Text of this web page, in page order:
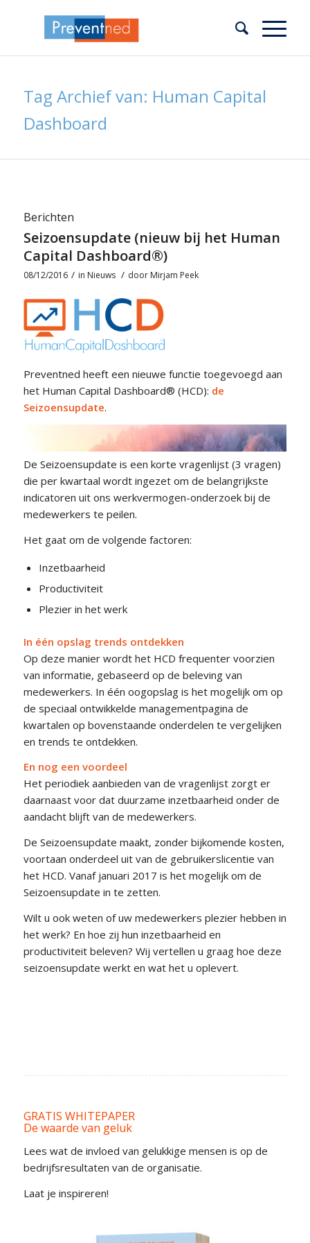
Tag Archief van: Human Capital
Dashboard
Berichten
Seizoensupdate (nieuw bij het Human
Capital Dashboard®)
08/12/2016 / in Nieuws / door Mirjam Peek
Preventned heeft een nieuwe functie toegevoegd aan
het Human Capital Dashboard® (HCD): de
Seizoensupdate.
De Seizoensupdate is een korte vragenlijst (3 vragen)
die per kwartaal wordt ingezet om de belangrijkste
indicatoren uit ons werkvermogen-onderzoek bij de
medewerkers te peilen.
Het gaat om de volgende factoren:
Inzetbaarheid
Productiviteit
Plezier in het werk
In één opslag trends ontdekken
Op deze manier wordt het HCD frequenter voorzien
van informatie, gebaseerd op de beleving van
medewerkers. In één oogopslag is het mogelijk om op
de speciaal ontwikkelde managementpagina de
kwartalen op bovenstaande onderdelen te vergelijken
en trends te ontdekken.
En nog een voordeel
Het periodiek aanbieden van de vragenlijst zorgt er
daarnaast voor dat duurzame inzetbaarheid onder de
aandacht blijft van de medewerkers.
De Seizoensupdate maakt, zonder bijkomende kosten,
voortaan onderdeel uit van de gebruikerslicentie van
het HCD. Vanaf januari 2017 is het mogelijk om de
Seizoensupdate in te zetten.
Wilt u ook weten of uw medewerkers plezier hebben in
het werk? En hoe zij hun inzetbaarheid en
productiviteit beleven? Wij vertellen u graag hoe deze
seizoensupdate werkt en wat het u oplevert.
GRATIS WHITEPAPER
De waarde van geluk
Lees wat de invloed van gelukkige mensen is op de
bedrijfsresultaten van de organisatie.
Laat je inspireren!